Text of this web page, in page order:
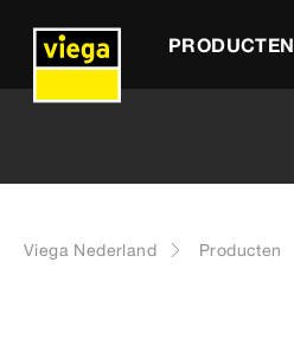
PRODUCTEN
Viega Nederland Producten